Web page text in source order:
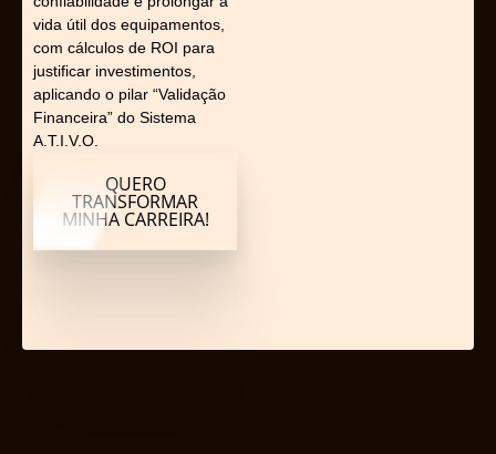
vida útil dos equipamentos,
com cálculos de ROI para
justificar investimentos,
aplicando o pilar “Validação
Financeira” do Sistema
A.T.I.V.O.
QUERO
TRANSFORMAR
MINHA CARREIRA!